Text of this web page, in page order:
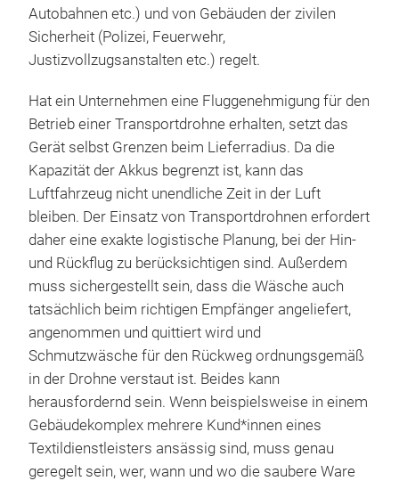
Autobahnen etc.) und von Gebäuden der zivilen
Sicherheit (Polizei, Feuerwehr,
Justizvollzugsanstalten etc.) regelt.
Hat ein Unternehmen eine Fluggenehmigung für den
Betrieb einer Transportdrohne erhalten, setzt das
Gerät selbst Grenzen beim Lieferradius. Da die
Kapazität der Akkus begrenzt ist, kann das
Luftfahrzeug nicht unendliche Zeit in der Luft
bleiben. Der Einsatz von Transportdrohnen erfordert
daher eine exakte logistische Planung, bei der Hin-
und Rückflug zu berücksichtigen sind. Außerdem
muss sichergestellt sein, dass die Wäsche auch
tatsächlich beim richtigen Empfänger angeliefert,
angenommen und quittiert wird und
Schmutzwäsche für den Rückweg ordnungsgemäß
in der Drohne verstaut ist. Beides kann
herausfordernd sein. Wenn beispielsweise in einem
Gebäudekomplex mehrere Kund*innen eines
Textildienstleisters ansässig sind, muss genau
geregelt sein, wer, wann und wo die saubere Ware